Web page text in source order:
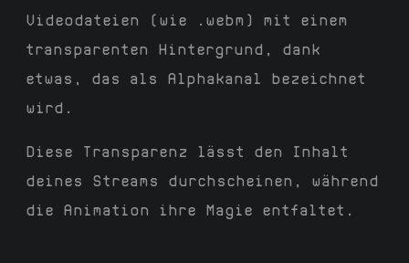
Videodateien (wie .webm) mit einem
transparenten Hintergrund, dank
etwas, das als Alphakanal bezeichnet
wird.
Diese Transparenz lässt den Inhalt
deines Streams durchscheinen, während
die Animation ihre Magie entfaltet.